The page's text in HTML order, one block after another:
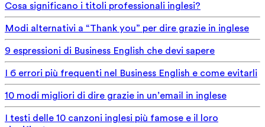
Cosa significano i titoli professionali inglesi?
Modi alternativi a “Thank you” per dire grazie in inglese
9 espressioni di Business English che devi sapere
I 6 errori più frequenti nel Business English e come evitarli
10 modi migliori di dire grazie in un’email in inglese
I testi delle 10 canzoni inglesi più famose e il loro